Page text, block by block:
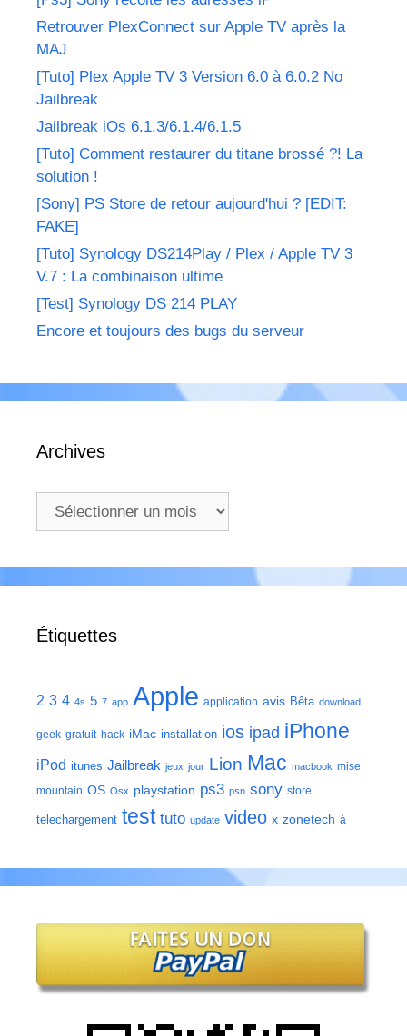
Retrouver PlexConnect sur Apple TV après la
MAJ
[Tuto] Plex Apple TV 3 Version 6.0 à 6.0.2 No
Jailbreak
Jailbreak iOs 6.1.3/6.1.4/6.1.5
[Tuto] Comment restaurer du titane brossé ?! La
solution !
[Sony] PS Store de retour aujourd'hui ? [EDIT:
FAKE]
[Tuto] Synology DS214Play / Plex / Apple TV 3
V.7 : La combinaison ultime
[Test] Synology DS 214 PLAY
Encore et toujours des bugs du serveur
Archives
Archives
Étiquettes
2 3 4 4s 5 7 app Apple application avis Bêta download
geek gratuit hack iMac installation ios ipad iPhone
iPod itunes Jailbreak jeux jour Lion Mac macbook mise
mountain OS Osx playstation ps3 psn sony store
telechargement test tuto update video x zonetech à